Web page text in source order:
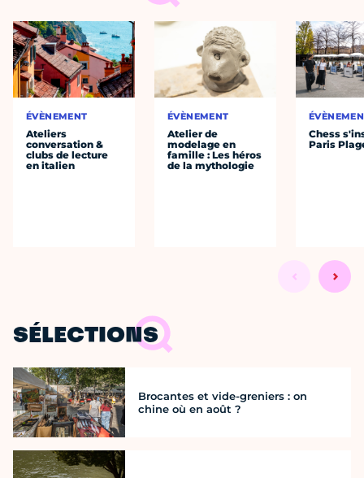
ÉVÈNEMENT
Ateliers
conversation &
clubs de lecture
en italien
ÉVÈNEMENT
Atelier de
modelage en
famille : Les héros
de la mythologie
Chess
Paris
SÉLECTIONS
Brocantes et vide-greniers : on
chine où en août ?